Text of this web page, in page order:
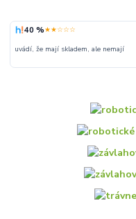
40 %★★☆☆☆
uvádí, že mají skladem, ale nemají